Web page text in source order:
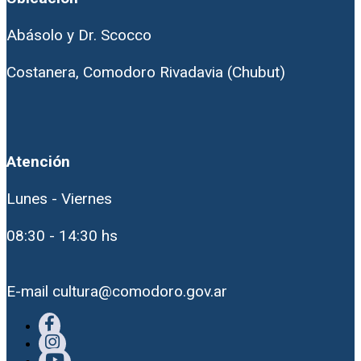
Abásolo y Dr. Scocco
Costanera, Comodoro Rivadavia (Chubut)
Atención
Lunes - Viernes
08:30 - 14:30 hs
E-mail cultura@comodoro.gov.ar